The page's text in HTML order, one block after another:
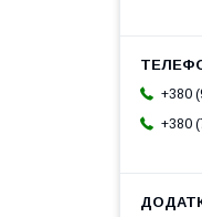
+380
+380